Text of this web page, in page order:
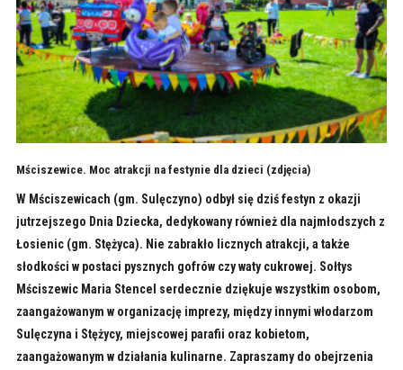
Mściszewice. Moc atrakcji na festynie dla dzieci (zdjęcia)
W Mściszewicach (gm. Sulęczyno) odbył się dziś festyn z okazji
jutrzejszego Dnia Dziecka, dedykowany również dla najmłodszych z
Łosienic (gm. Stężyca). Nie zabrakło licznych atrakcji, a także
słodkości w postaci pysznych gofrów czy waty cukrowej. Sołtys
Mściszewic Maria Stencel serdecznie dziękuje wszystkim osobom,
zaangażowanym w organizację imprezy, między innymi włodarzom
Sulęczyna i Stężycy, miejscowej parafii oraz kobietom,
zaangażowanym w działania kulinarne. Zapraszamy do obejrzenia